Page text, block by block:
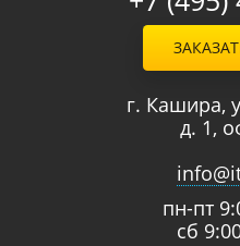
г. Кашира,
д. 1,
пн-пт
сб